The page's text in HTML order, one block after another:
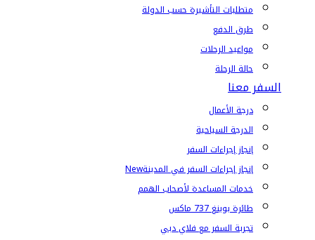
متطلبات التأشيرة حسب الدولة
طرق الدفع
مواعيد الرحلات
حالة الرحلة
السفر معنا
درجة الأعمال
الدرجة السياحية
إنجاز إجراءات السفر
إنجاز إجراءات السفر في المدينةNew
خدمات المساعدة لأصحاب الهمم
طائرة بوينغ 737 ماكس
تجربة السفر مع فلاي دبي